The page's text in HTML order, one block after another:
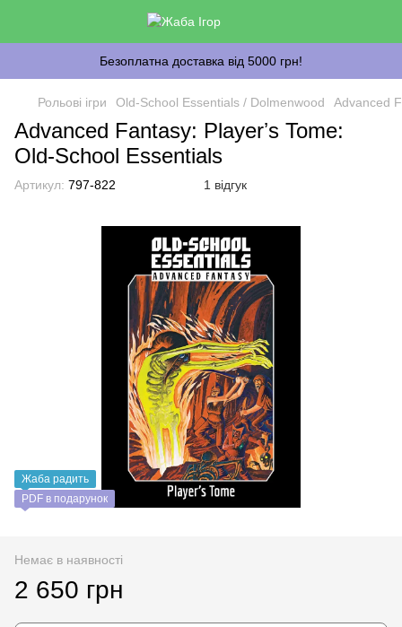
Безоплатна доставка від 5000 грн!
Рольові ігри Old-School Essentials / Dolmenwood Advanced
Advanced Fantasy: Playerʼs Tome:
Old-School Essentials
Артикул: 797-822 1 відгук
Жаба радить
PDF в подарунок
Немає в наявності
2 650 грн